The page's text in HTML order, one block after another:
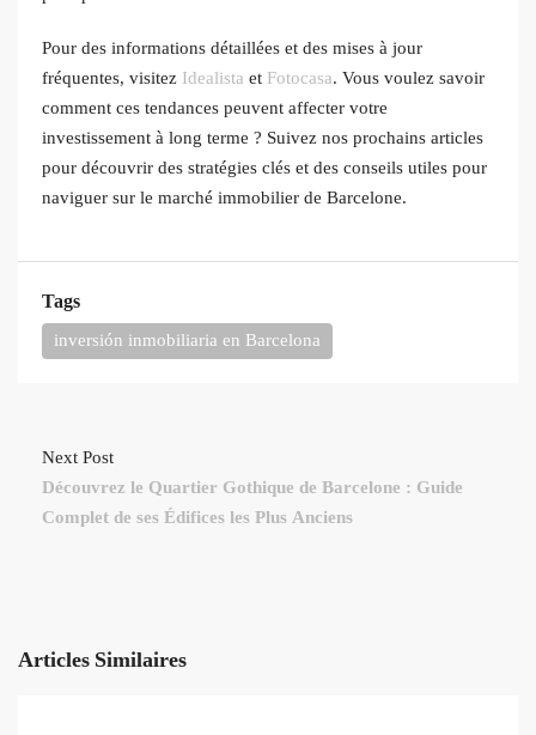
Pour des informations détaillées et des mises à jour
fréquentes, visitez Idealista et Fotocasa. Vous voulez savoir
comment ces tendances peuvent affecter votre
investissement à long terme ? Suivez nos prochains articles
pour découvrir des stratégies clés et des conseils utiles pour
naviguer sur le marché immobilier de Barcelone.
Tags
inversión inmobiliaria en Barcelona
Next Post
Découvrez le Quartier Gothique de Barcelone : Guide
Complet de ses Édifices les Plus Anciens
Articles Similaires